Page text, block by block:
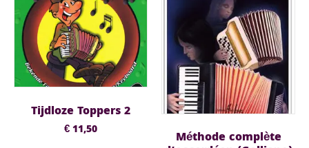
Tijdloze Toppers 2
€11,50 Méthode complète